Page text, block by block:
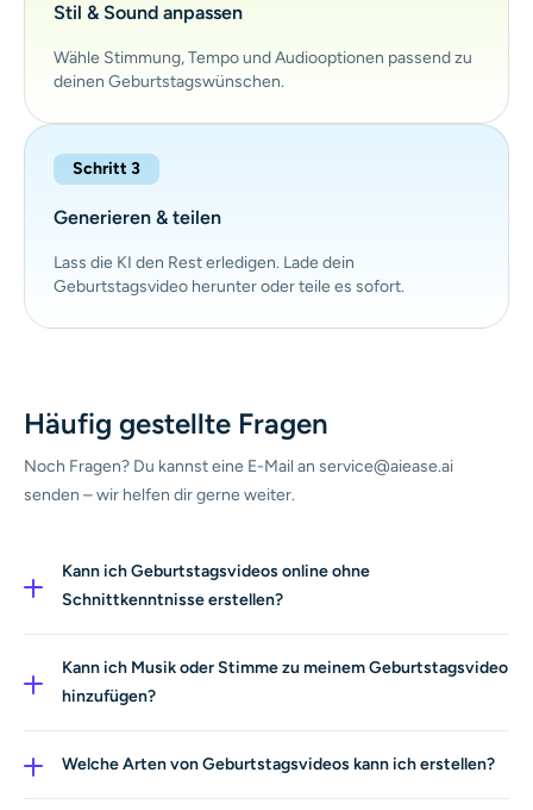
Stil & Sound anpassen
Wähle Stimmung, Tempo und Audiooptionen passend zu
deinen Geburtstagswünschen.
Schritt 3
Generieren & teilen
Lass die KI den Rest erledigen. Lade dein
Geburtstagsvideo herunter oder teile es sofort.
Häufig gestellte Fragen
Noch Fragen? Du kannst eine E-Mail an service@aiease.ai
senden – wir helfen dir gerne weiter.
Kann ich Geburtstagsvideos online ohne
Schnittkenntnisse erstellen?
alle gemacht – ganz ohne Video-Editing-Erfahrung.
Kann ich Musik oder Stimme zu meinem Geburtstagsvideo
hinzufügen?
Audiogenerierung, sodass deine Geburtstagswünsche
Welche Arten von Geburtstagsvideos kann ich erstellen?